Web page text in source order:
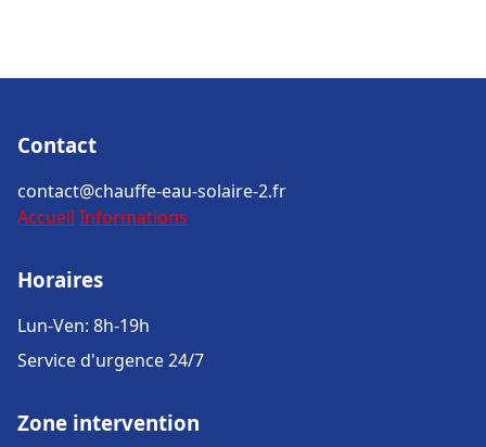
Contact
contact@chauffe-eau-solaire-2.fr
Accueil Informations
Horaires
Lun-Ven: 8h-19h
Service d'urgence 24/7
Zone intervention